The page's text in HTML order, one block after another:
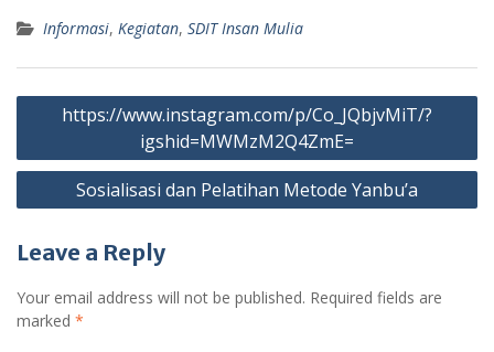
Informasi, Kegiatan, SDIT Insan Mulia
Post
navigation
https://www.instagram.com/p/Co_JQbjvMiT/?
igshid=MWMzM2Q4ZmE=
Sosialisasi dan Pelatihan Metode Yanbu’a
Leave a Reply
Your email address will not be published. Required fields are
marked *